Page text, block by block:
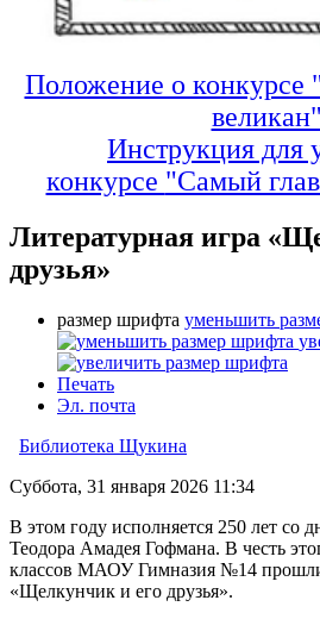
Положение о
великан"
Инструкция для
конкурсе "Самый
Литературная игра
друзья»
размер шрифта уменьшить
Печать
Эл. почта
Библиотека Щукина
Суббота, 31 января 2026 11:34
В этом году исполняется 250 лет со
Теодора Амадея Гофмана. В честь
классов МАОУ Гимназия №14
«Щелкунчик и его друзья».